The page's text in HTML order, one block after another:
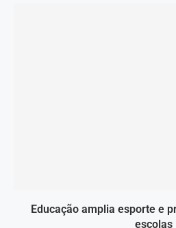
Educação amplia esporte e
escolas